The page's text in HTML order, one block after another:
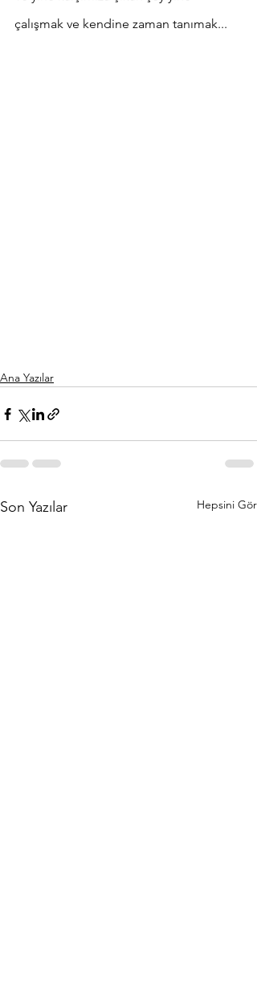
çalışmak ve kendine zaman tanımak...
Ana Yazılar
Son Yazılar Hepsini Gör